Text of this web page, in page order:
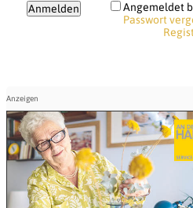
Angemeldet
Passwort